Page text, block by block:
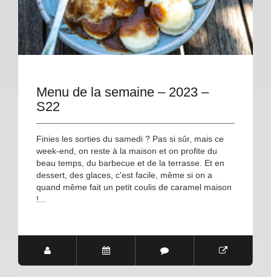
Menu de la semaine – 2023 –
S22
Finies les sorties du samedi ? Pas si sûr, mais ce
week-end, on reste à la maison et on profite du
beau temps, du barbecue et de la terrasse. Et en
dessert, des glaces, c'est facile, même si on a
quand même fait un petit coulis de caramel maison
!...